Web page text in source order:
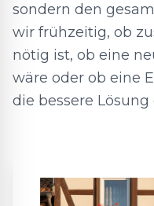
sondern den
wir frühzeitig, ob
nötig ist, ob eine
wäre oder ob eine
die bessere Lösung